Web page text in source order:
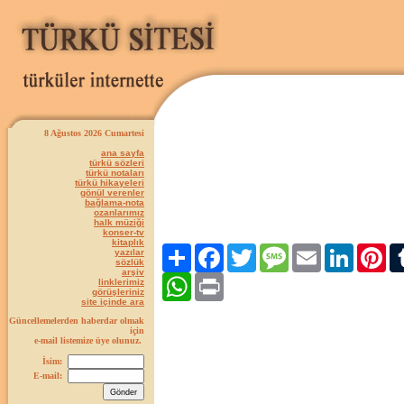
8 Ağustos 2026 Cumartesi
ana sayfa
türkü sözleri
türkü notaları
türkü hikayeleri
gönül verenler
bağlama-nota
ozanlarımız
halk müziği
konser-tv
kitaplık
yazılar
sözlük
arşiv
linklerimiz
görüşleriniz
site içinde ara
Güncellemelerden haberdar olmak
için
e-mail listemize üye olunuz.
İsim:
E-mail:
Paylaş FacebookTwitter Message Email LinkedIn
WhatsApp